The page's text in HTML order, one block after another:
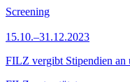
Screening
15.10.–31.12.2023
FILZ vergibt Stipendien an